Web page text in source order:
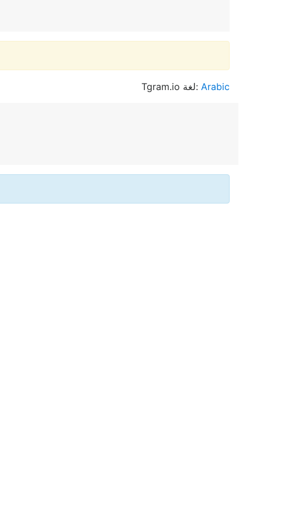
Tgram.io لغة: Arabic